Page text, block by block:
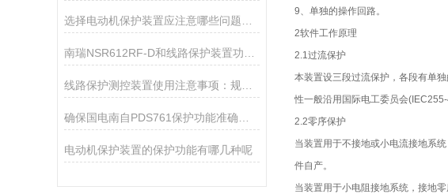
线路保护测控装置使用注意事项：规范运维，规避运行风险
电动机保护装置的保护功能有哪几种呢
9、单独的操作回路。
2软件工作原理
2.1过流保护
本装置设三段过流保护，各段有单
性一般沿用国际电工委员会
2.2零序保护
当装置用于不接地或小电流接地系
件自产。
当装置用于小电阻接地系统，接地